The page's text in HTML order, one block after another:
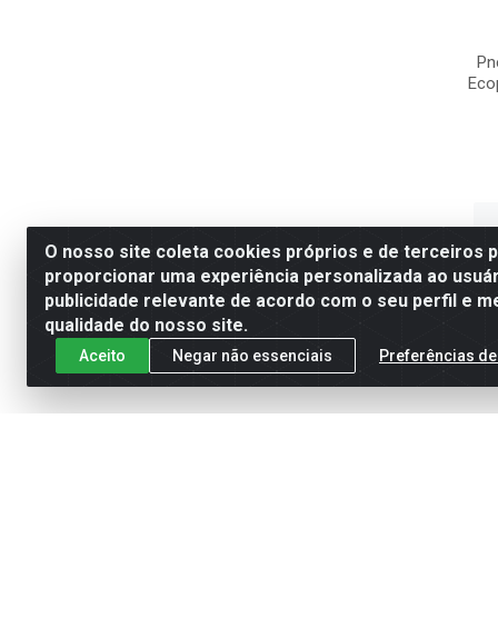
O nosso site coleta cookies próprios e de terceiros
proporcionar uma experiência personalizada ao
publicidade relevante de acordo com o seu perfil e
qualidade do nosso site.
Aceito Negar não essenciais Preferências